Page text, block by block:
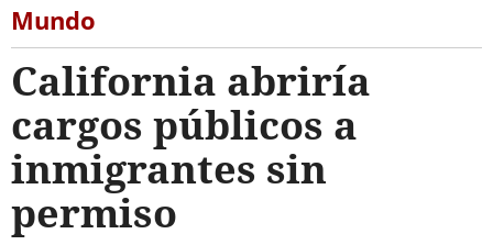
Mundo
California abriría
cargos públicos a
inmigrantes sin
permiso